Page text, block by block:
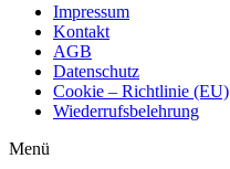
Impressum
Kontakt
AGB
Datenschutz
Cookie – Richtlinie (EU)
Wiederrufsbelehrung
Menü